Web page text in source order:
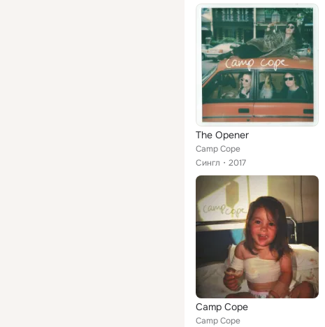
The Opener
Camp Cope
Сингл
2017
Camp Cope
Camp Cope